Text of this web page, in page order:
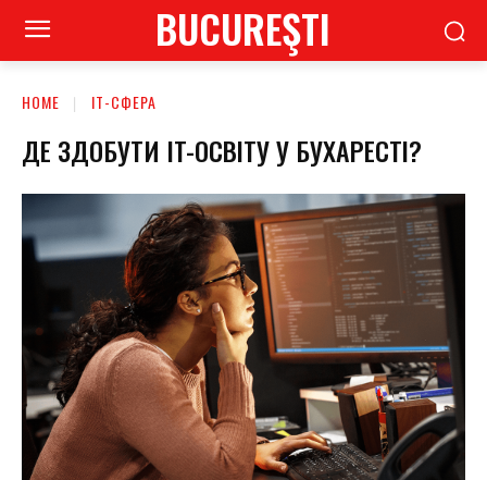
BUCUREŞTI
HOME ІТ-СФЕРА
ДЕ ЗДОБУТИ IT-ОСВІТУ У БУХАРЕСТІ?